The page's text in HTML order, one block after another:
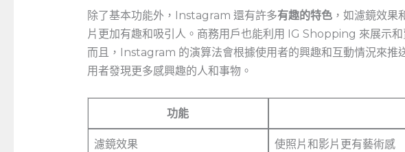
除了基本功能外，Instagram ‍還有許多有趣的特色，如濾鏡效果
片更加有趣和吸引人。商務用戶也能利用⁤ IG‍ Shopping 來展示和
而且，Instagram 的演算法會根據使用者的興趣和互動情況來推
用者發現更多感興趣的人和事物。
功能
濾鏡效果 使照片和影片更有藝術感